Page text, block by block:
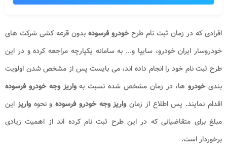
افرادی که در زمان ثبت نام طرحخودرو فرسوده بدون قرعه کشی شرکت های
خودروسار ایران خودرو، سایپا و... به سامانه یکپارچه مراجعه کرده و در این
طرح ثبت نام خود را انجام داده اند، می بایست پس از مشخص شدن اولویت
بندیخودرو ها، در زمان مشخص شده نسبت بهواریز وجه خودرو فرسوده
اقدام نمایند. پس اطلاع از زمان واریز وجه خودرو فرسودهو نحوهواریز این
مبلغ برای متقاضیانی که در این طرح ثبت نام کرده اند از اهمیت زیادی
برخوردار است.